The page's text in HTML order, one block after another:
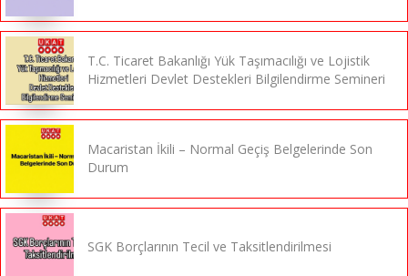
T.C. Ticaret Bakanlığı Yük Taşımacılığı ve Lojistik
Hizmetleri Devlet Destekleri Bilgilendirme Semineri
Macaristan İkili – Normal Geçiş Belgelerinde Son
Durum
SGK Borçlarının Tecil ve Taksitlendirilmesi